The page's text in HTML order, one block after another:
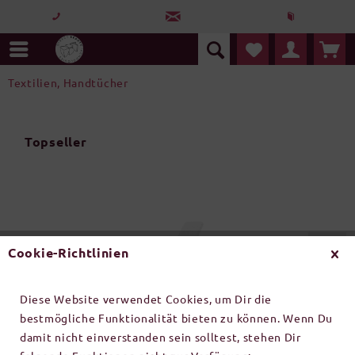
Textilien, Handtücher
Topseller
Schonbezug für Behandl...
BEAUTE DIRECTE
Cookie-Richtlinien
Diese Website verwendet Cookies, um Dir die
bestmögliche Funktionalität bieten zu können. Wenn Du
damit nicht einverstanden sein solltest, stehen Dir